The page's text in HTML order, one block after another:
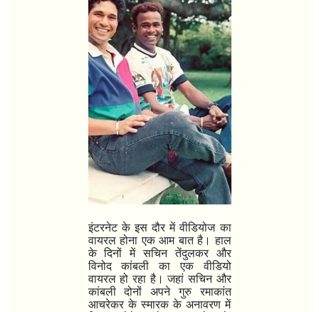
इंटरनेट के इस दौर में वीडियोज का
वायरल होना एक आम बात है। हाल
के दिनों में सचिन तेंदुलकर और
विनोद कांबली का एक वीडियो
वायरल हो रहा है। जहां सचिन और
कांबली दोनों अपने गुरु रमाकांत
आचरेकर के स्मारक के अनावरण में